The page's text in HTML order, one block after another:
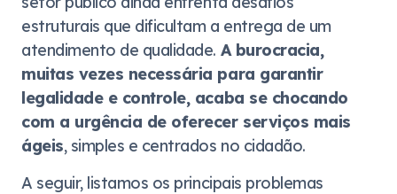
estruturais que dificultam a entrega de um
atendimento de qualidade. A burocracia,
muitas vezes necessária para garantir
legalidade e controle, acaba se chocando
com a urgência de oferecer serviços mais
ágeis, simples e centrados no cidadão.
A seguir, listamos os principais problemas